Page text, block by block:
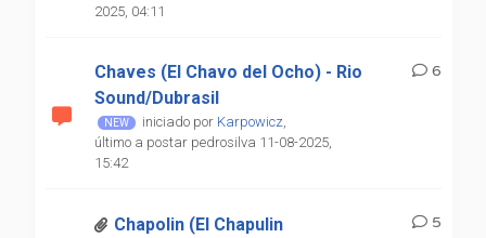
2025, 04:11
Chaves (El Chavo del Ocho) - Rio
Sound/Dubrasil
iniciado por Karpowicz,
último a postar pedrosilva 11-08-2025,
15:42
6
Chapolin (El Chapulin
5